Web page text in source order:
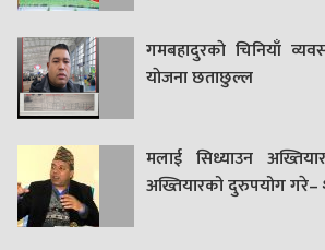
गमबहादुरकाे चिनियाँ
याेजना छताछुल्ल
मलाई सिध्याउन
अख्तियारको दुरुपयोग गरे–